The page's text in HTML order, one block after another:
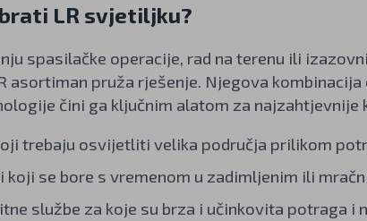
LR svjetiljku?
spasilačke operacije, rad na terenu ili
asortiman pruža rješenje. Njegova
čini ga ključnim alatom za najzahtjevnije
trebaju osvijetliti velika područja prilikom
koji se bore s vremenom u zadimljenim ili
službe za koje su brza i učinkovita potraga i